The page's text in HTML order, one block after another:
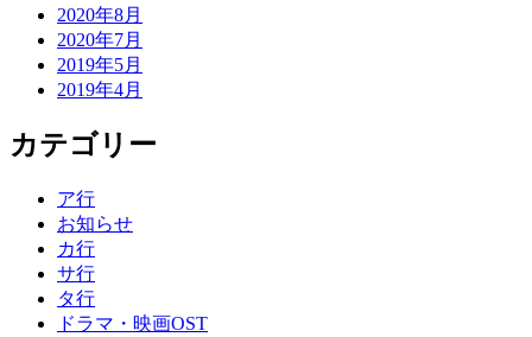
2020年8月
2020年7月
2019年5月
2019年4月
カテゴリー
ア行
お知らせ
カ行
サ行
タ行
ドラマ・映画OST